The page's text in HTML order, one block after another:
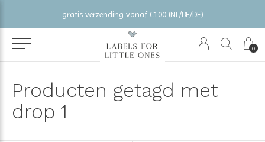
0
gratis verzending vanaf €100 (NL/BE/DE)
Producten getagd met
drop 1